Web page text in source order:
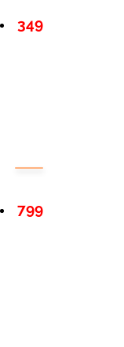
349
799